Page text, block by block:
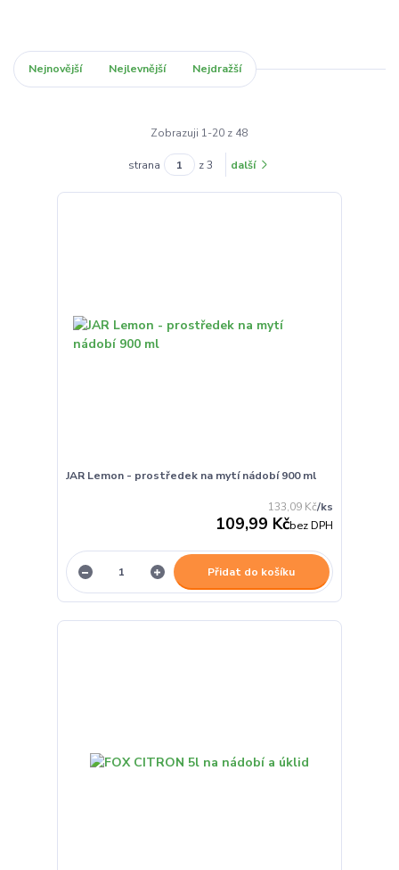
Nejnovější Nejlevnější Nejdražší
Zobrazuji 1-20 z 48
strana z 3 další
JAR Lemon - prostředek na mytí nádobí 900 ml
133,09 Kč/ks
109,99 Kčbez DPH
Přidat do košíku